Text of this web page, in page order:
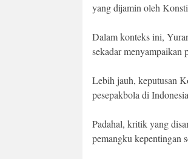
yang dijamin oleh
Dalam konteks ini,
sekadar menyampaikan
Lebih jauh, keputusan
pesepakbola di
Padahal, kritik yang
pemangku kepentingan